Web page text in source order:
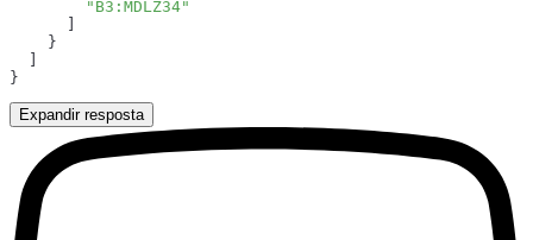
Expandir resposta